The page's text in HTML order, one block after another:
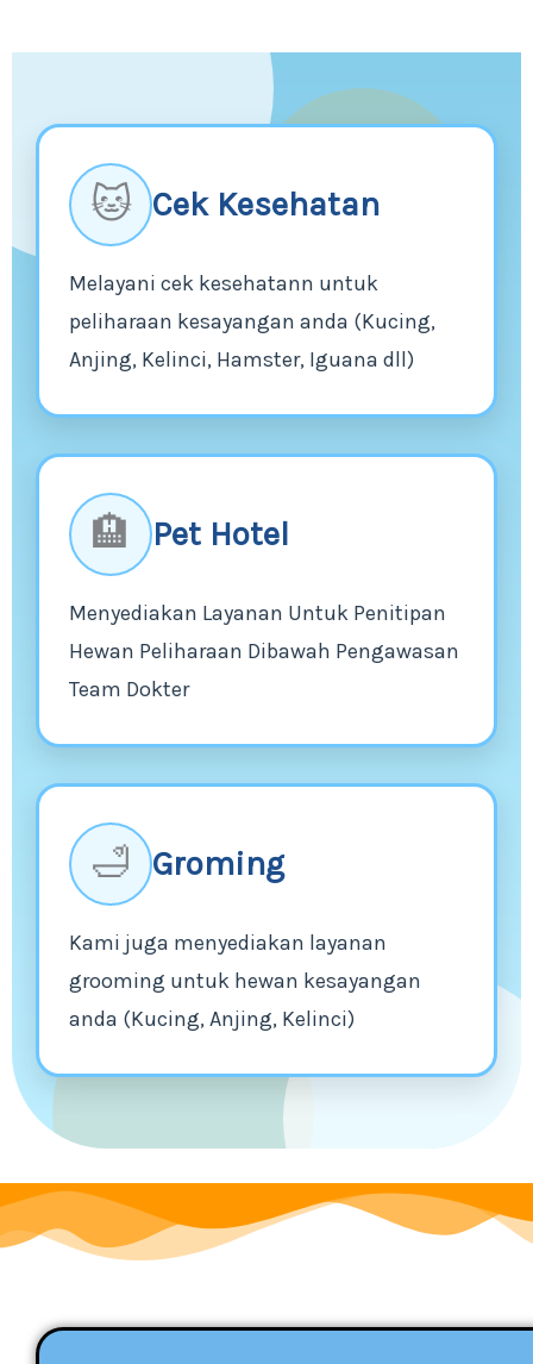
🐱 Cek Kesehatan
Melayani cek kesehatann untuk
peliharaan kesayangan anda (Kucing,
Anjing, Kelinci, Hamster, Iguana dll)
🏨 Pet Hotel
Menyediakan Layanan Untuk Penitipan
Hewan Peliharaan Dibawah Pengawasan
Team Dokter
🛁 Groming
Kami juga menyediakan layanan
grooming untuk hewan kesayangan
anda (Kucing, Anjing, Kelinci)